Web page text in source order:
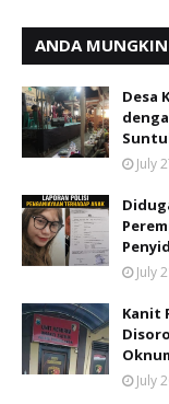
ANDA
Desa
July
July
Kanit
July